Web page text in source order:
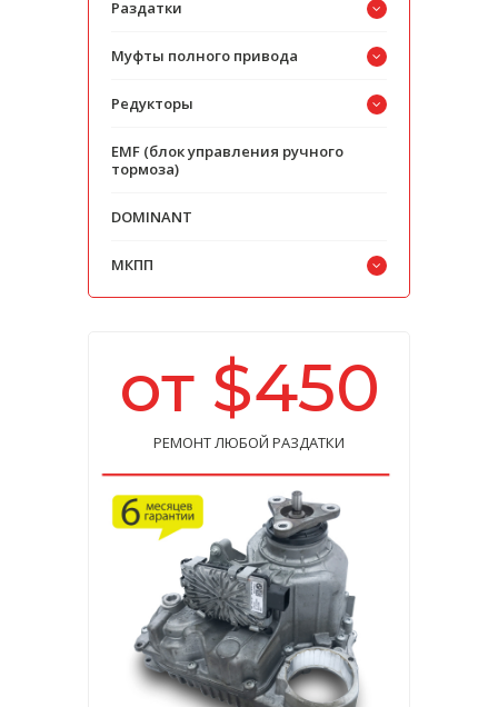
Раздатки
Муфты полного привода
Редукторы
EMF (блок управления ручного
тормоза)
DOMINANT
МКПП
от $450
РЕМОНТ ЛЮБОЙ РАЗДАТКИ